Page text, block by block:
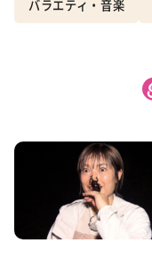
バラエティ・音楽